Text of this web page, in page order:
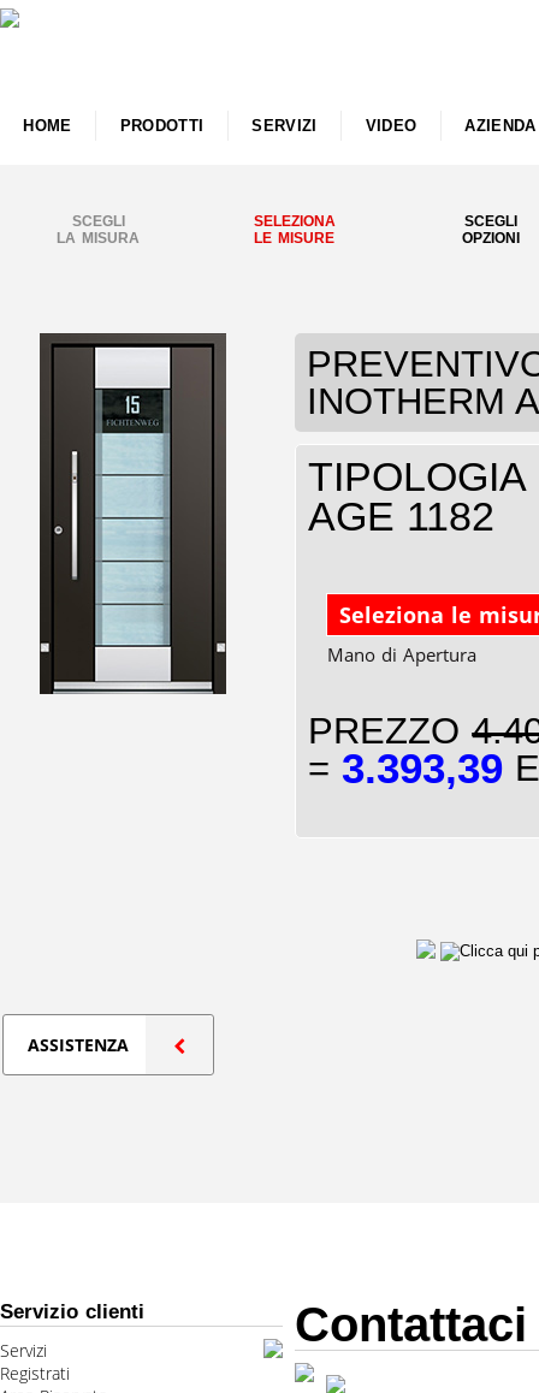
HOME PRODOTTI SERVIZI VIDEO AZIENDA
SCEGLI
LA MISURA
SELEZIONA
LE MISURE
SCEGLI
OPZIONI
INOTHERM
AGE 1182
Seleziona le
Mano di Apertura
PREZZO
= 3.393,39
ASSISTENZA
Servizio clienti
Servizi
Registrati
Contattaci